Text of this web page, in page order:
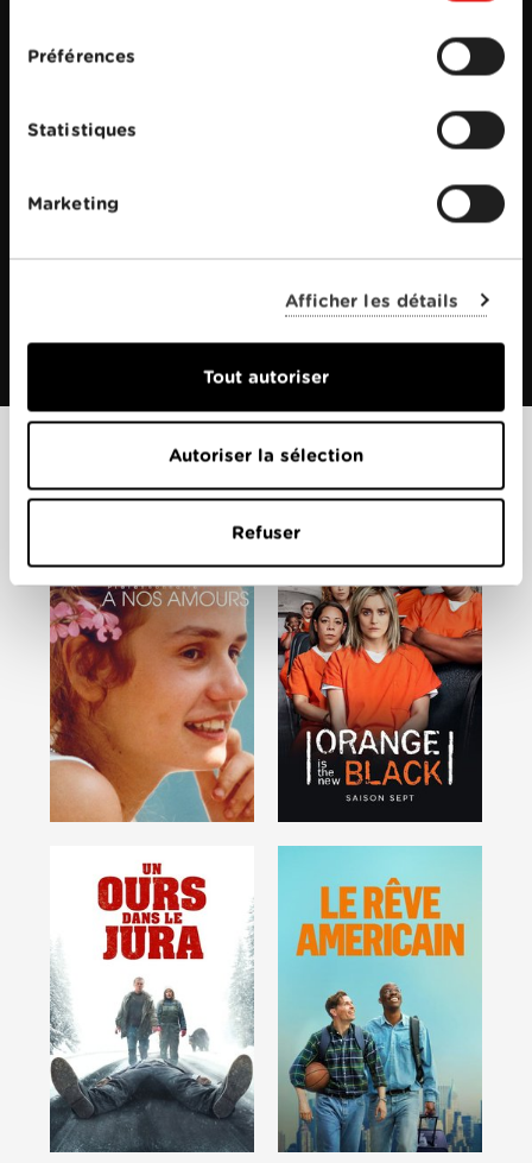
Préférences
Statistiques
Marketing
Afficher les détails
Tout autoriser
Autoriser la sélection
Refuser